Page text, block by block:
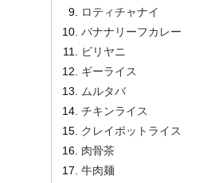
ロティチャナイ
バナナリーフカレー
ビリヤニ
ギーライス
ムルタバ
チキンライス
クレイポットライス
肉骨茶
牛肉麺